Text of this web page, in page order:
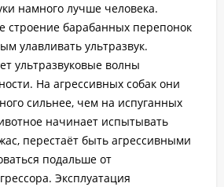
намного лучше человека.
строение барабанных перепонок
улавливать ультразвук.
ультразвуковые волны
На агрессивных собак они
сильнее, чем на испуганных
начинает испытывать
перестаёт быть агрессивными
подальше от
Эксплуатация